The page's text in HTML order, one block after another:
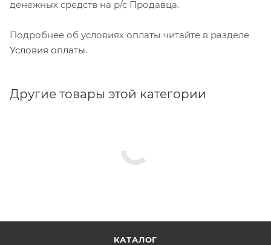
денежных средств на р/с Продавца.
Подробнее об условиях оплаты читайте в разделе
Условия оплаты.
Другие товары этой категории
КАТАЛОГ